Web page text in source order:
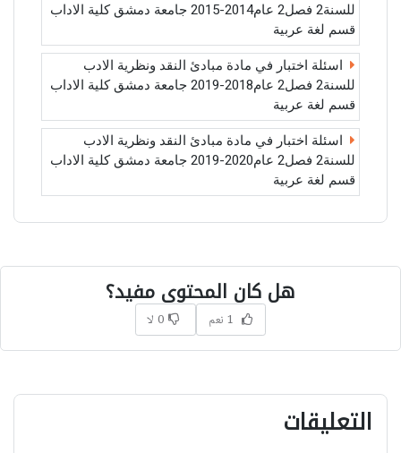
للسنة2 فصل2 عام2014-2015 جامعة دمشق كلية الاداب
قسم لغة عربية
اسئلة اختبار في مادة مبادئ النقد ونظرية الادب
للسنة2 فصل2 عام2018-2019 جامعة دمشق كلية الاداب
قسم لغة عربية
اسئلة اختبار في مادة مبادئ النقد ونظرية الادب
للسنة2 فصل2 عام2020-2019 جامعة دمشق كلية الاداب
قسم لغة عربية
هل كان المحتوى مفيد؟
1 نعم 0 لا
التعليقات